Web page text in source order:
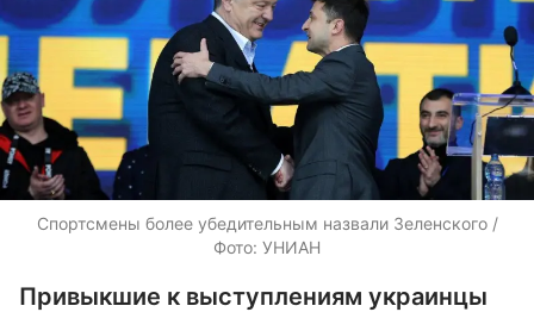
Спортсмены более убедительным назвали Зеленского /
Фото: УНИАН
Привыкшие к выступлениям украинцы